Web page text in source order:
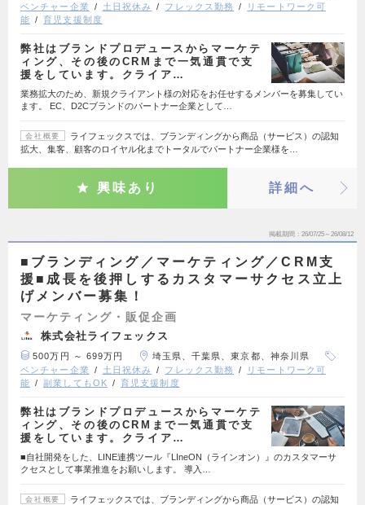
ベンチャー企業
土日祝休み フレックス勤務
リモートワーク可
能
育児支援制度
弊社はブランドプロデュースからマーケテ
ィング、その後のCRMまで一気通貫で支
援をしています。クライア…
業務拡大のため、新規クライアント様の対応をお任せするメンバーを募集してい
ます。 EC、D2Cブランドのパートナー企業として…
会社概要
ライフェックスでは、ブランディングから商品（サービス）の認知
拡大、集客、顧客のロイヤル化までトータルでパートナー企業様を…
興味あり 詳細へ
掲載期間 26/07/25～26/08/12
■ブランディング／マーケティング／CRM支
援■成長を後押しするカスタマーサクセス立上
げメンバー募集！
マーケティング・販促企画
株式会社ライフェックス
500万円 ～ 699万円
埼玉県、千葉県、東京都、神奈川県
ベンチャー企業
土日祝休み フレックス勤務
リモートワーク可
能
副業してもOK 育児支援制度
弊社はブランドプロデュースからマーケテ
ィング、その後のCRMまで一気通貫で支
援をしています。クライア…
■自社開発をした、LINE連携ツール『LIneON（ラインオン）』のカスタマーサ
クセスとして事業推進をお願いします。 導入…
会社概要
ライフェックスでは、ブランディングから商品（サービス）の認知